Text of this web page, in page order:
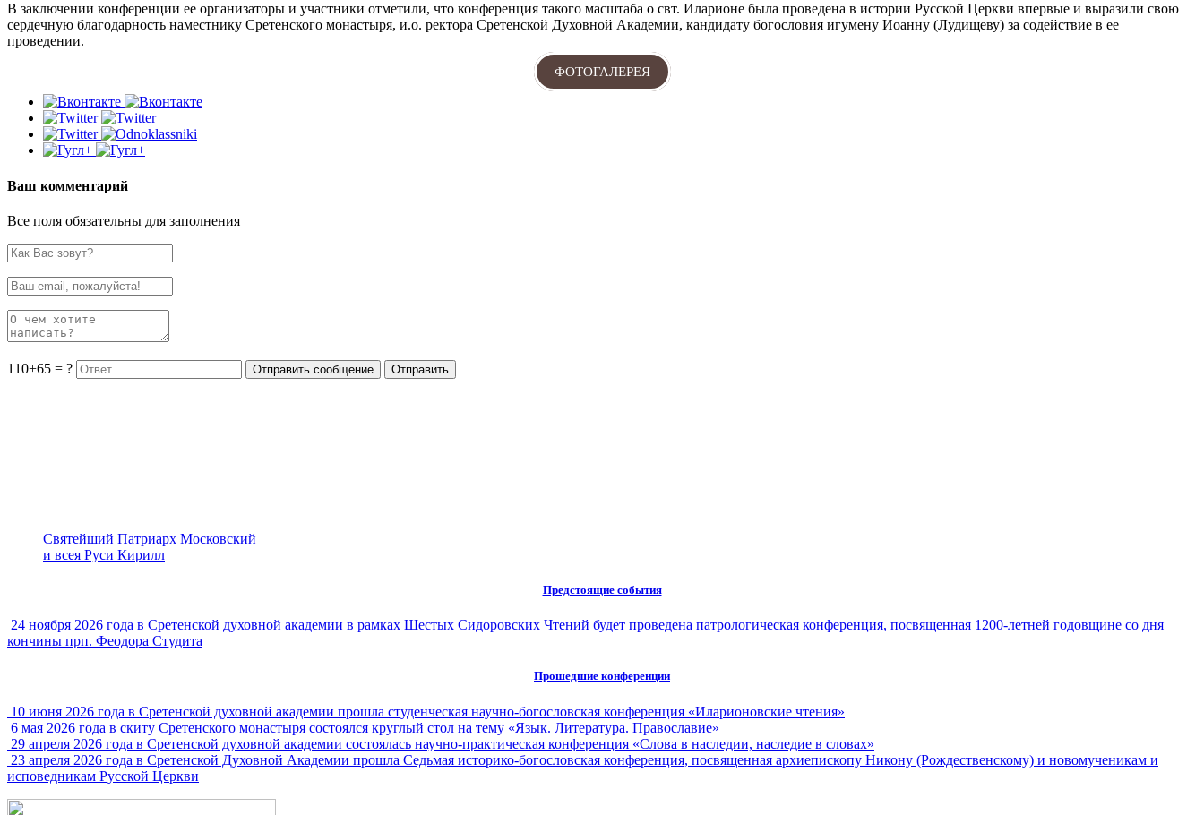
В заключении конференции ее организаторы и участники отметили, что конференция такого масштаба о свт. Иларионе была проведена в истории Русской Церкви впервые и выразили свою
сердечную благодарность наместнику Сретенского монастыря, и.о. ректора Сретенской Духовной Академии, кандидату богословия игумену Иоанну (Лудищеву) за содействие в ее
проведении.
ФОТОГАЛЕРЕЯ
Ваш комментарий
Все поля обязательны для заполнения
110+65 = ?
Святейший Патриарх Московский
и всея Руси Кирилл
Предстоящие события
24 ноября 2026 года в Сретенской духовной академии в рамках Шестых Сидоровских Чтений будет проведена патрологическая конференция, посвященная 1200-летней годовщине со дня
кончины прп. Феодора Студита
Прошедшие конференции
10 июня 2026 года в Сретенской духовной академии прошла студенческая научно-богословская конференция «Иларионовские чтения»
6 мая 2026 года в скиту Сретенского монастыря состоялся круглый стол на тему «Язык. Литература. Православие»
29 апреля 2026 года в Сретенской духовной академии состоялась научно-практическая конференция «Слова в наследии, наследие в словах»
23 апреля 2026 года в Сретенской Духовной Академии прошла Седьмая историко-богословская конференция, посвященная архиепископу Никону (Рождественскому) и новомученикам и
исповедникам Русской Церкви